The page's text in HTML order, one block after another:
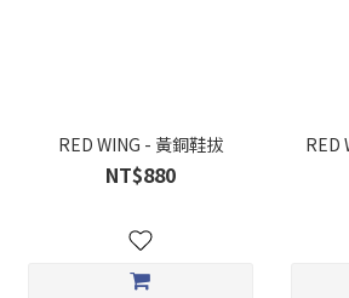
RED WING - 黃銅鞋拔
NT$880
RED